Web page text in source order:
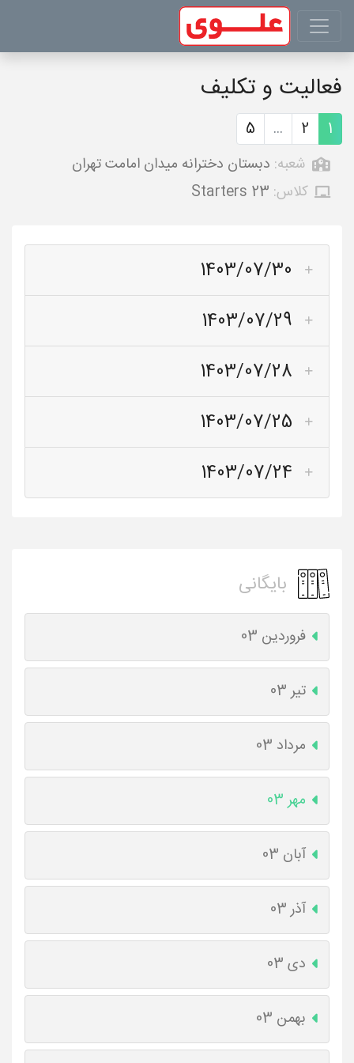
فعالیت و تکلیف
1
2
...
5
شعبه: دبستان دخترانه میدان امامت تهران
کلاس: Starters 23
1403/07/30
1403/07/29
1403/07/28
1403/07/25
1403/07/24
بایگانی
فروردین 03
تیر 03
مرداد 03
مهر 03
آبان 03
آذر 03
دی 03
بهمن 03